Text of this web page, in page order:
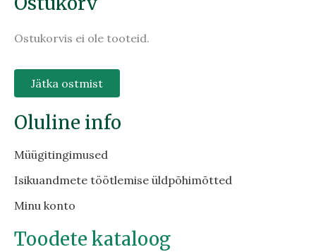
Ostukorvis ei ole tooteid.
Jätka ostmist
Oluline info
Müügitingimused
Isikuandmete töötlemise üldpõhimõtted
Minu konto
Toodete kataloog